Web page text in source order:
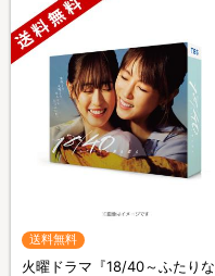
送料無料
火曜ドラマ『18/40～ふたりな